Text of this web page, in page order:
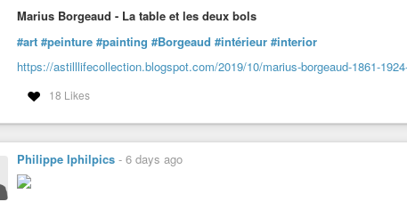
Marius Borgeaud - La table et les deux bols
#art #peinture #painting #Borgeaud #intérieur #interior
https://astilllifecollection.blogspot.com/2019/10/marius-borgeaud-1861-
18 Likes
Philippe Iphilpics - 6 days ago